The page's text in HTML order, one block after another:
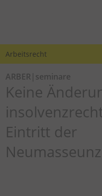
Arbeitsrecht
ARBER|seminare
Keine
Eintritt der